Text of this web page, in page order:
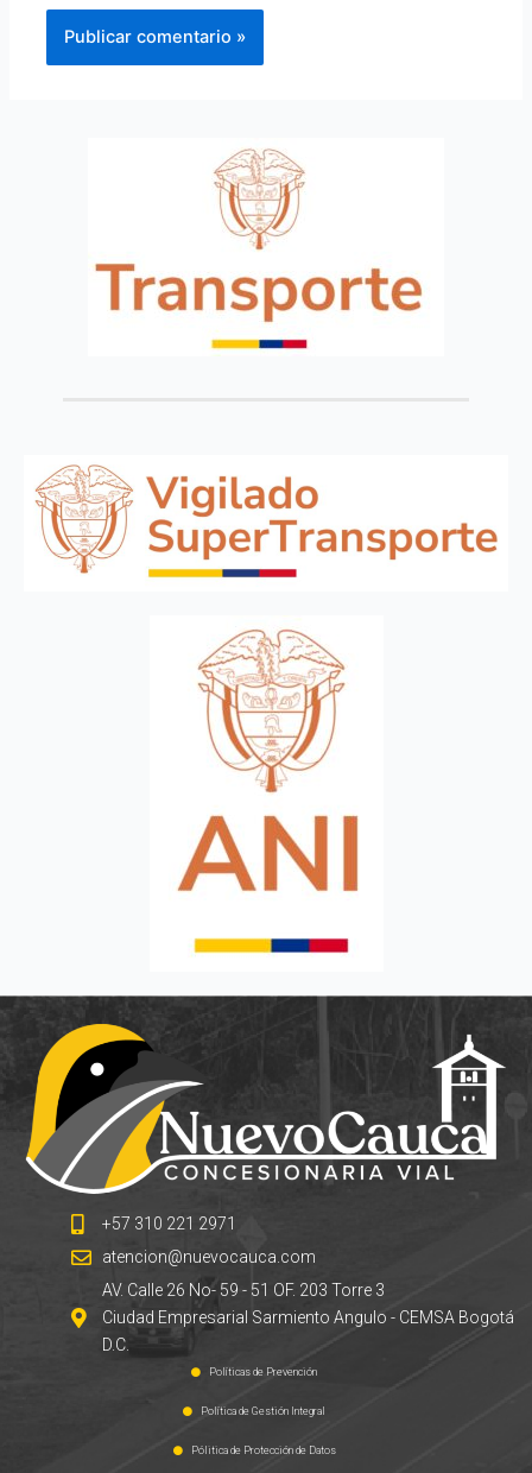
+57 310 221 2971
atencion@nuevocauca.com
AV. Calle 26 No- 59 - 51 OF. 203 Torre 3
Ciudad Empresarial Sarmiento Angulo - CEMSA Bogotá
D.C.
Políticas de Prevención
Política de Gestión Integral
Pólitica de Protección de Datos